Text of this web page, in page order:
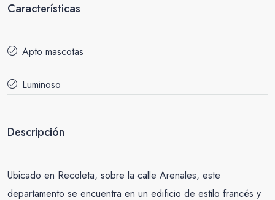
Características
Apto mascotas
Luminoso
Descripción
Ubicado en Recoleta, sobre la calle Arenales, este
departamento se encuentra en un edificio de estilo francés y